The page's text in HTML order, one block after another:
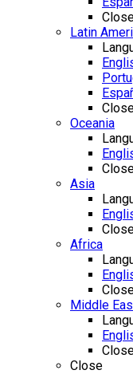
Latin
Oceania
Asia
Africa
Middle
Close